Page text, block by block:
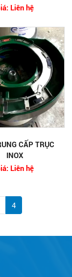
Liên hệ
CẤP TRỤC
INOX
Liên hệ
4